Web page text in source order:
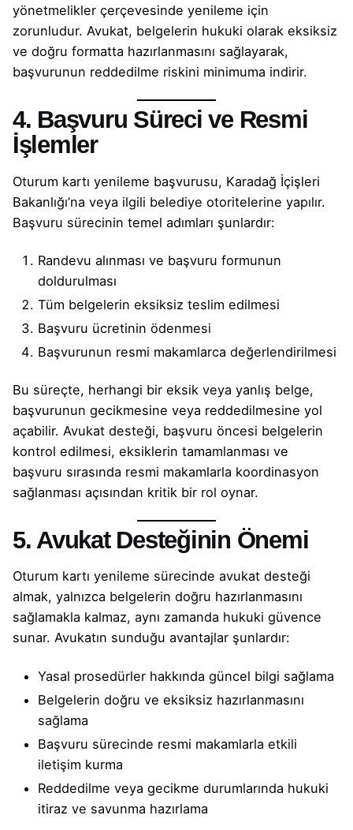
yönetmelikler çerçevesinde yenileme için
zorunludur. Avukat, belgelerin hukuki olarak eksiksiz
ve doğru formatta hazırlanmasını sağlayarak,
başvurunun reddedilme riskini minimuma indirir.
4. Başvuru Süreci ve Resmi
İşlemler
Oturum kartı yenileme başvurusu, Karadağ İçişleri
Bakanlığı’na veya ilgili belediye otoritelerine yapılır.
Başvuru sürecinin temel adımları şunlardır:
Randevu alınması ve başvuru formunun
doldurulması
Tüm belgelerin eksiksiz teslim edilmesi
Başvuru ücretinin ödenmesi
Başvurunun resmi makamlarca değerlendirilmesi
Bu süreçte, herhangi bir eksik veya yanlış belge,
başvurunun gecikmesine veya reddedilmesine yol
açabilir. Avukat desteği, başvuru öncesi belgelerin
kontrol edilmesi, eksiklerin tamamlanması ve
başvuru sırasında resmi makamlarla koordinasyon
sağlanması açısından kritik bir rol oynar.
5. Avukat Desteğinin Önemi
Oturum kartı yenileme sürecinde avukat desteği
almak, yalnızca belgelerin doğru hazırlanmasını
sağlamakla kalmaz, aynı zamanda hukuki güvence
sunar. Avukatın sunduğu avantajlar şunlardır:
Yasal prosedürler hakkında güncel bilgi sağlama
Belgelerin doğru ve eksiksiz hazırlanmasını
sağlama
Başvuru sürecinde resmi makamlarla etkili
iletişim kurma
Reddedilme veya gecikme durumlarında hukuki
itiraz ve savunma hazırlama